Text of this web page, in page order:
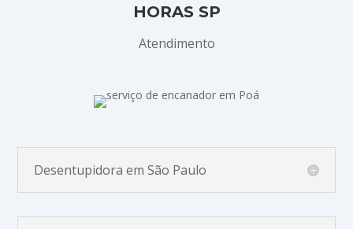
HORAS SP
Atendimento
Desentupidora em São Paulo